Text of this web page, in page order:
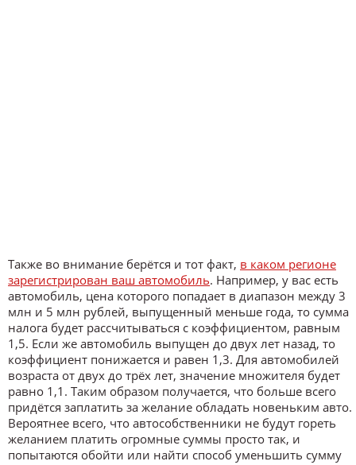
Также во внимание берётся и тот факт, в каком регионе
зарегистрирован ваш автомобиль. Например, у вас есть
автомобиль, цена которого попадает в диапазон между 3
млн и 5 млн рублей, выпущенный меньше года, то сумма
налога будет рассчитываться с коэффициентом, равным
1,5. Если же автомобиль выпущен до двух лет назад, то
коэффициент понижается и равен 1,3. Для автомобилей
возраста от двух до трёх лет, значение множителя будет
равно 1,1. Таким образом получается, что больше всего
придётся заплатить за желание обладать новеньким авто.
Вероятнее всего, что автособственники не будут гореть
желанием платить огромные суммы просто так, и
попытаются обойти или найти способ уменьшить сумму